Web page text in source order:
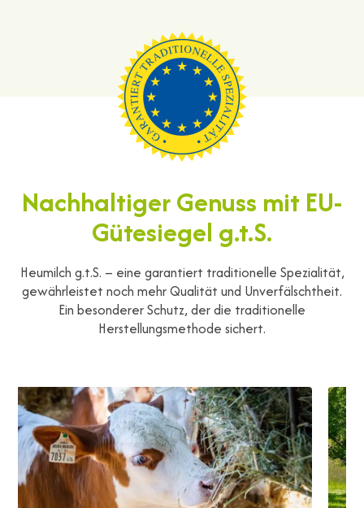
Nachhaltiger Genuss mit EU-
Gütesiegel g.t.S.
Heumilch g.t.S. – eine garantiert traditionelle Spezialität,
gewährleistet noch mehr Qualität und Unverfälschtheit.
Ein besonderer Schutz, der die traditionelle
Herstellungsmethode sichert.